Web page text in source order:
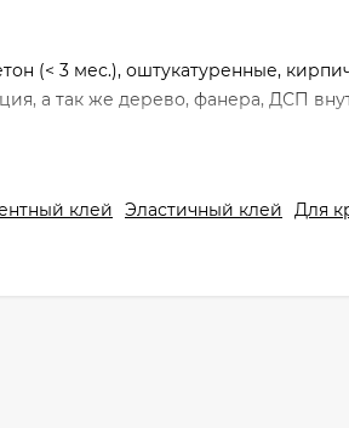
(< 3 мес.), оштукатуренные,
а так же дерево, фанера, ДСП
клей Эластичный клей Для